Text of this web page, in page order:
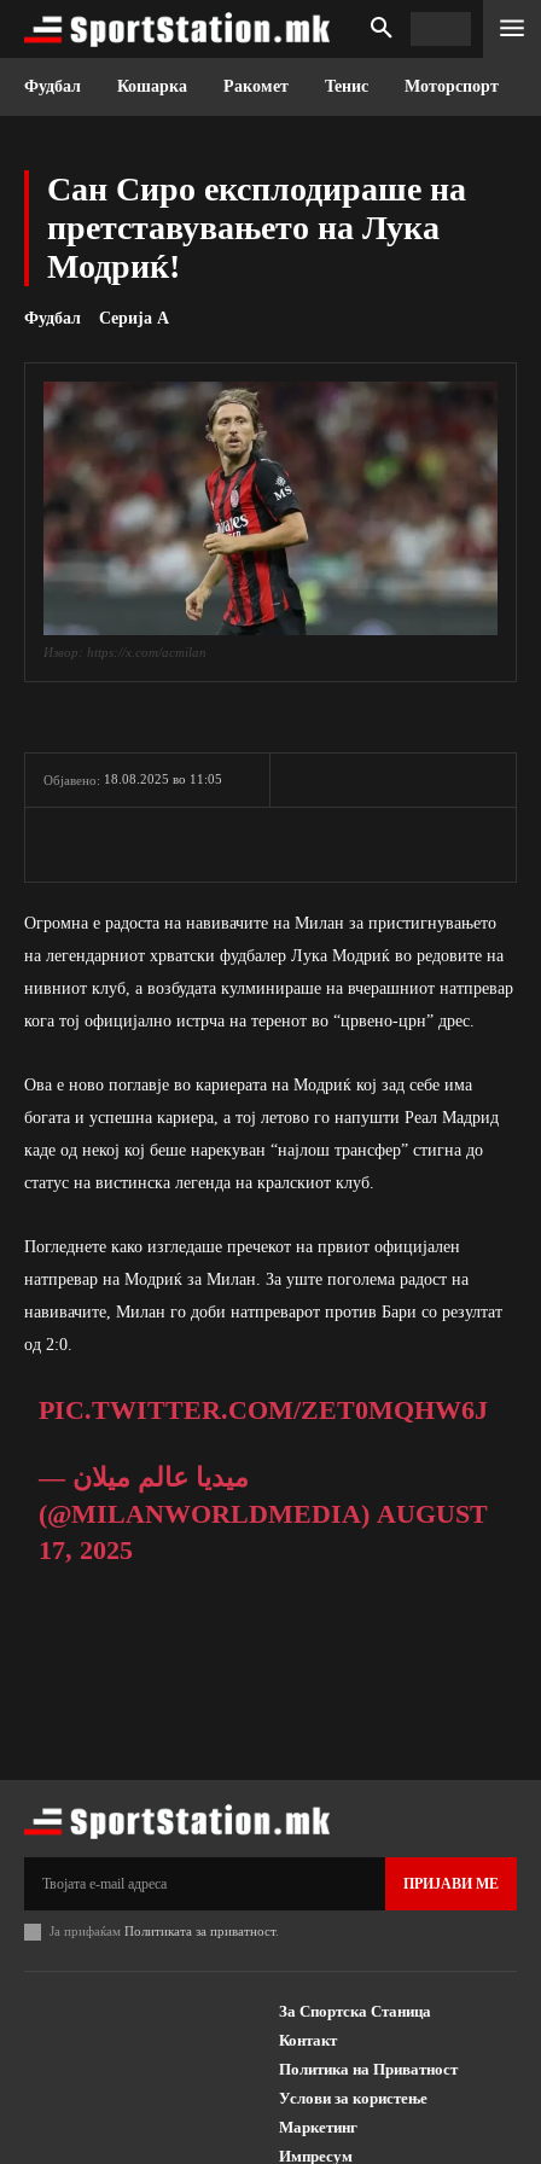
Фудбал Кошарка Ракомет Тенис Моторспорт
Сан Сиро експлодираше на
претставувањето на Лука
Модриќ!
Фудбал Серија А
Извор: https://x.com/acmilan
Објавено: 18.08.2025 во 11:05
Огромна е радоста на навивачите на Милан за пристигнувањето
на легендарниот хрватски фудбалер Лука Модриќ во редовите на
нивниот клуб, а возбудата кулминираше на вчерашниот натпревар
кога тој официјално истрча на теренот во “црвено-црн” дрес.
Ова е ново поглавје во кариерата на Модриќ кој зад себе има
богата и успешна кариера, а тој летово го напушти Реал Мадрид
каде од некој кој беше нарекуван “најлош трансфер” стигна до
статус на вистинска легенда на кралскиот клуб.
Погледнете како изгледаше пречекот на првиот официјален
натпревар на Модриќ за Милан. За уште поголема радост на
навивачите, Милан го доби натпреварот против Бари со резултат
од 2:0.
PIC.TWITTER.COM/ZET0MQHW6J
— ميديا عالم ميلان
(@MILANWORLDMEDIA)AUGUST
17, 2025
ПРИЈАВИ МЕ
Ја прифаќам Политиката за приватност.
За Спортска Станица
Контакт
Политика на Приватност
Услови за користење
Маркетинг
Импресум